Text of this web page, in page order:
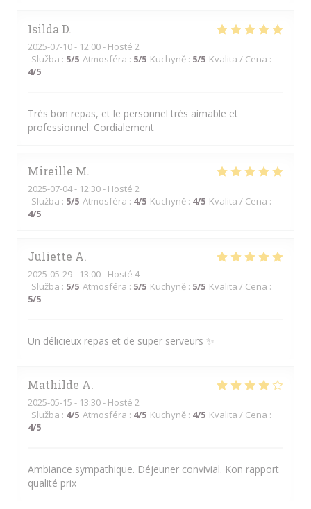
Isilda D
2025-07-10- 12:00 - Hosté 2
Služba : 5/5 Atmosféra : 5/5 Kuchyně : 5/5 Kvalita / Cena :
4/5
Très bon repas, et le personnel très aimable et
professionnel. Cordialement
Mireille M
2025-07-04- 12:30 - Hosté 2
Služba : 5/5 Atmosféra : 4/5 Kuchyně : 4/5 Kvalita / Cena :
4/5
Juliette A
2025-05-29- 13:00 - Hosté 4
Služba : 5/5 Atmosféra : 5/5 Kuchyně : 5/5 Kvalita / Cena :
5/5
Un délicieux repas et de super serveurs ✨
Mathilde A
2025-05-15 - 13:30 - Hosté 2
Služba : 4/5 Atmosféra : 4/5 Kuchyně : 4/5 Kvalita / Cena :
4/5
Ambiance sympathique. Déjeuner convivial. Kon rapport
qualité prix